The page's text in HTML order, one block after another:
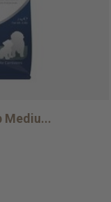
Mediu...